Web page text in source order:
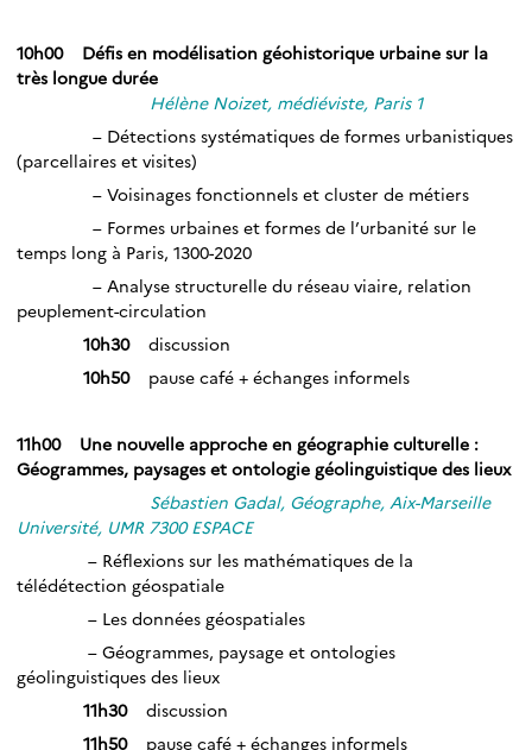
10h00 Défis en modélisation géohistorique urbaine sur la
très longue durée
Hélène Noizet, médiéviste, Paris 1
– Détections systématiques de formes urbanistiques
(parcellaires et visites)
– Voisinages fonctionnels et cluster de métiers
– Formes urbaines et formes de l’urbanité sur le
temps long à Paris, 1300-2020
– Analyse structurelle du réseau viaire, relation
peuplement-circulation
10h30 discussion
10h50 pause café + échanges informels
11h00 Une nouvelle approche en géographie culturelle :
Géogrammes, paysages et ontologie géolinguistique des lieux
Sébastien Gadal, Géographe, Aix-Marseille
Université, UMR 7300 ESPACE
– Réflexions sur les mathématiques de la
télédétection géospatiale
– Les données géospatiales
– Géogrammes, paysage et ontologies
géolinguistiques des lieux
11h30 discussion
11h50 pause café + échanges informels